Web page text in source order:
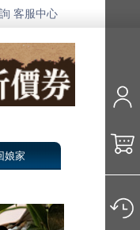
客服中心
娘家